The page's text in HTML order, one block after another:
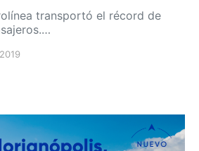
transportó el récord de